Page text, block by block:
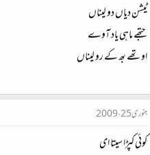
ٹیشن دیاں دو لیناں
جتھے ماہی یاد آوے
اوتھے بھ کے رو لیناں
جنوری 25، 2009
کوئی کپڑا سیتا ای